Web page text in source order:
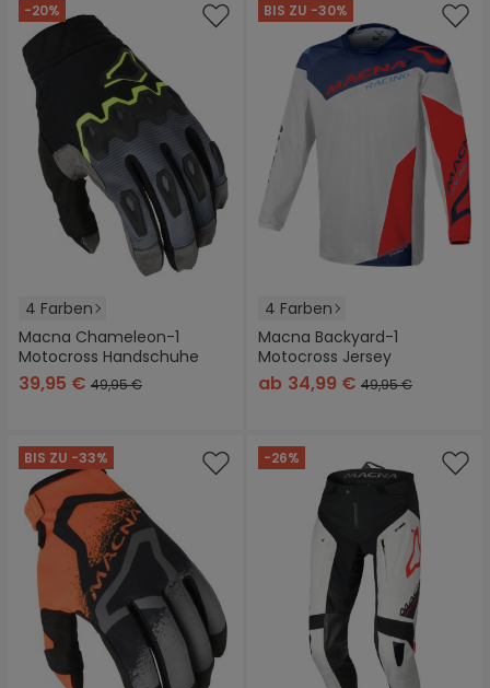
-20%
4 Farben
Macna Chameleon-1
Motocross Handschuhe
39,95 € 49,95 €
BIS ZU -30%
4 Farben
Macna Backyard-1
Motocross Jersey
ab 34,99 € 49,95 €
BIS ZU -33% -26%